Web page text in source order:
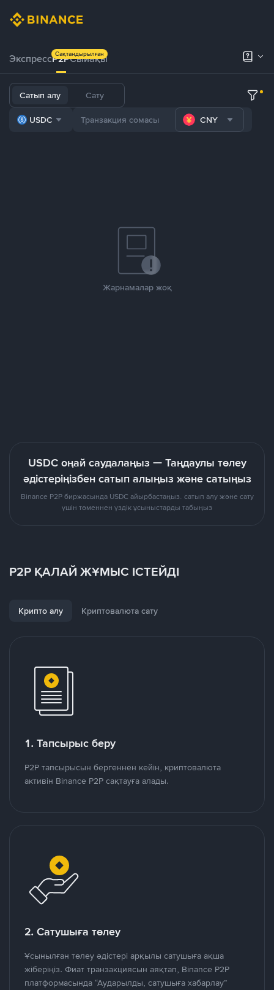
ЭкспрессP2PСыйақы
Сақтандырылған
Сатып алу Сату
USDC CNY
Жарнамалар жоқ
USDC оңай саудалаңыз — Таңдаулы төлеу
әдістеріңізбен сатып алыңыз және сатыңыз
Binance P2P биржасында USDC айырбастаңыз. сатып алу және сату
үшін төменнен үздік ұсыныстарды табыңыз
P2P ҚАЛАЙ ЖҰМЫС ІСТЕЙДІ
Крипто алу Криптовалюта сату
1. Тапсырыс беру
P2P тапсырысын бергеннен кейін, криптовалюта
активін Binance P2P сақтауға алады.
2. Сатушыға төлеу
Ұсынылған төлеу әдістері арқылы сатушыға ақша
жіберіңіз. Фиат транзакциясын аяқтап, Binance P2P
платформасында “Аударылды, сатушыға хабарлау”